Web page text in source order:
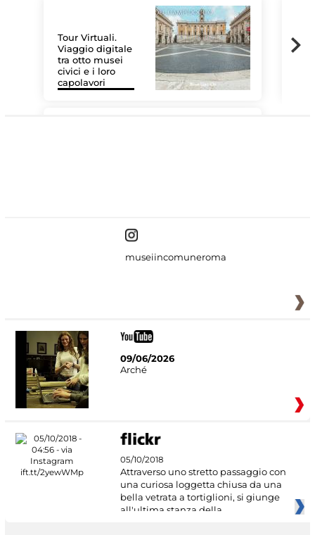
Tour Virtuali.
Viaggio digitale
tra otto musei
civici e i loro
capolavori
museiincomuneroma
09/06/2026
Arché
05/10/2018
Attraverso uno stretto passaggio con
una curiosa loggetta chiusa da una
bella vetrata a tortiglioni, si giunge
all'ultima stanza della